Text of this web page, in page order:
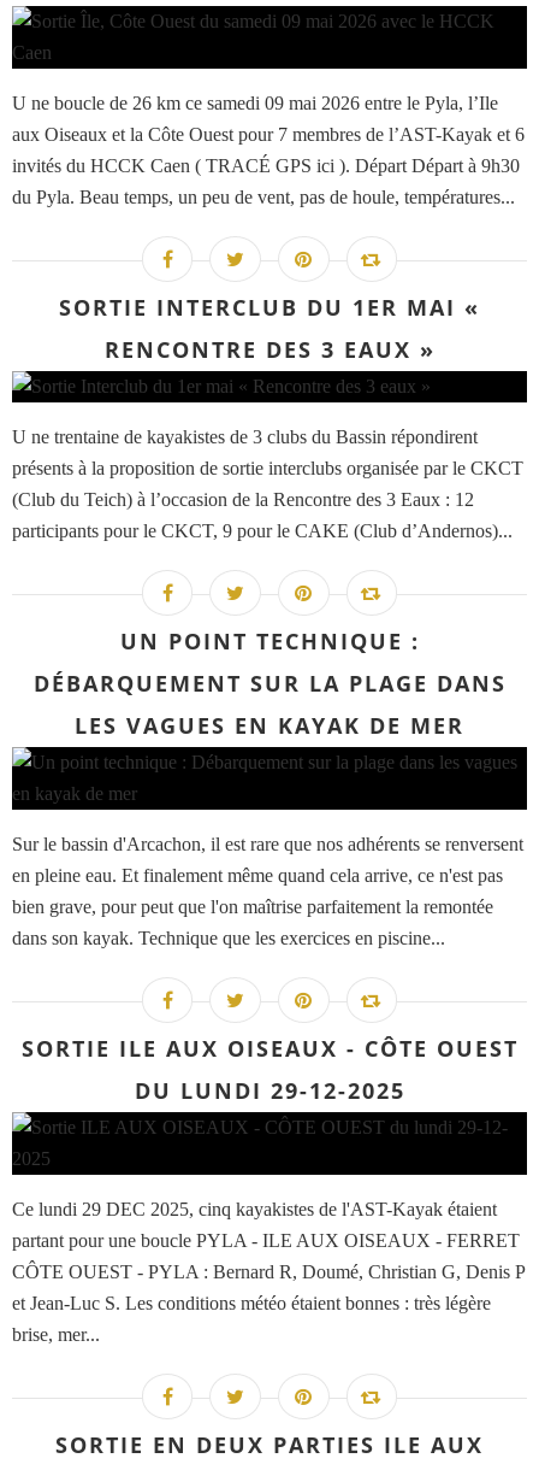
U ne boucle de 26 km ce samedi 09 mai 2026 entre le Pyla, l’Ile
aux Oiseaux et la Côte Ouest pour 7 membres de l’AST-Kayak et 6
invités du HCCK Caen ( TRACÉ GPS ici ). Départ Départ à 9h30
du Pyla. Beau temps, un peu de vent, pas de houle, températures...
SORTIE INTERCLUB DU 1ER MAI «
RENCONTRE DES 3 EAUX »
U ne trentaine de kayakistes de 3 clubs du Bassin répondirent
présents à la proposition de sortie interclubs organisée par le CKCT
(Club du Teich) à l’occasion de la Rencontre des 3 Eaux : 12
participants pour le CKCT, 9 pour le CAKE (Club d’Andernos)...
UN POINT TECHNIQUE :
DÉBARQUEMENT SUR LA PLAGE DANS
LES VAGUES EN KAYAK DE MER
Sur le bassin d'Arcachon, il est rare que nos adhérents se renversent
en pleine eau. Et finalement même quand cela arrive, ce n'est pas
bien grave, pour peut que l'on maîtrise parfaitement la remontée
dans son kayak. Technique que les exercices en piscine...
SORTIE ILE AUX OISEAUX - CÔTE OUEST
DU LUNDI 29-12-2025
Ce lundi 29 DEC 2025, cinq kayakistes de l'AST-Kayak étaient
partant pour une boucle PYLA - ILE AUX OISEAUX - FERRET
CÔTE OUEST - PYLA : Bernard R, Doumé, Christian G, Denis P
et Jean-Luc S. Les conditions météo étaient bonnes : très légère
brise, mer...
SORTIE EN DEUX PARTIES ILE AUX